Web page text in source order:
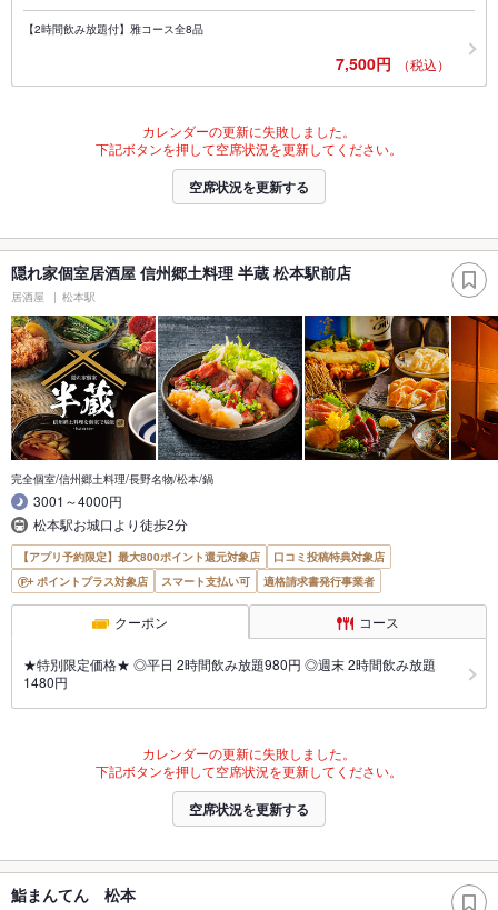
【2時間飲み放題付】雅コース全8品
7,500円 （税込）
カレンダーの更新に失敗しました。
下記ボタンを押して空席状況を更新してください。
空席状況を更新する
隠れ家個室居酒屋 信州郷土料理 半蔵 松本駅前店
居酒屋 松本駅
完全個室/信州郷土料理/長野名物/松本/鍋
3001～4000円
松本駅お城口より徒歩2分
【アプリ予約限定】最大800ポイント還元対象店
口コミ投稿特典対象店
ポイントプラス対象店
スマート支払い可 適格請求書発行事業者
クーポン コース
★特別限定価格★ ◎平日 2時間飲み放題980円 ◎週末 2時間飲み放題
1480円
カレンダーの更新に失敗しました。
下記ボタンを押して空席状況を更新してください。
空席状況を更新する
鮨まんてん 松本